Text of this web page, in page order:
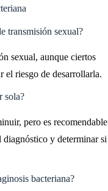
transmisión sexual?
sexual, aunque ciertos
el riesgo de desarrollarla.
sola?
pero es recomendable
y determinar si
bacteriana?